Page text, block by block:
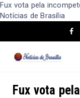
Fux vota pela
Notícias de Brasília
Fux vota